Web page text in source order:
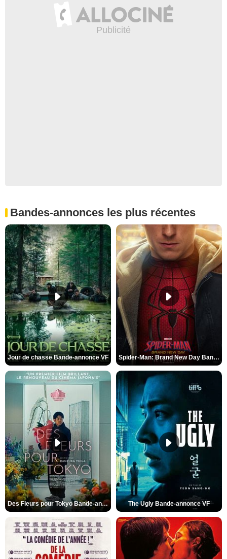
Bandes-annonces les plus récentes
Jour de chasse Bande-annonce VF Spider-Man: Brand New Day Bande-annonce (3) VO STFR
Des Fleurs pour Tokyo Bande-annonce VO STFR The Ugly Bande-annonce VF